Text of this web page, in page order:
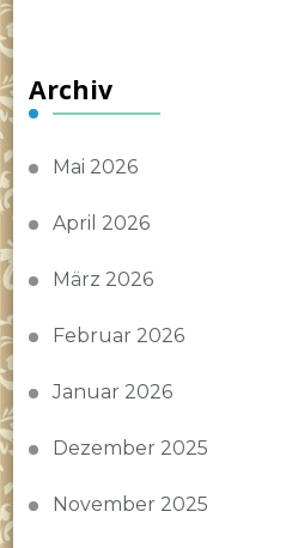
Archiv
Mai 2026
April 2026
März 2026
Februar 2026
Januar 2026
Dezember 2025
November 2025